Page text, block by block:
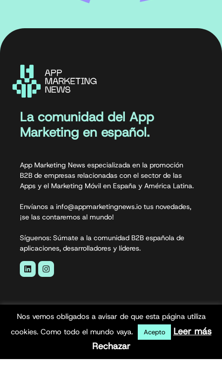
La comunidad del App
Marketing en español.
App Marketing News especializada en la promoción
B2B de empresas relacionadas con el sector de las
Apps y el Marketing Móvil en España y América Latina.
Envíanos a info@appmarketingnews.io tus novedades,
¡se las contaremos al mundo!
Síguenos: Súmate a la comunidad B2B española de
aplicaciones, desarrolladores y líderes.
App Marketing News© 2026. Todos los derechos
Nos vemos obligados a avisar de que esta página utiliza
cookies. Como todo el mundo vaya.
Acepto
Leer más
Rechazar